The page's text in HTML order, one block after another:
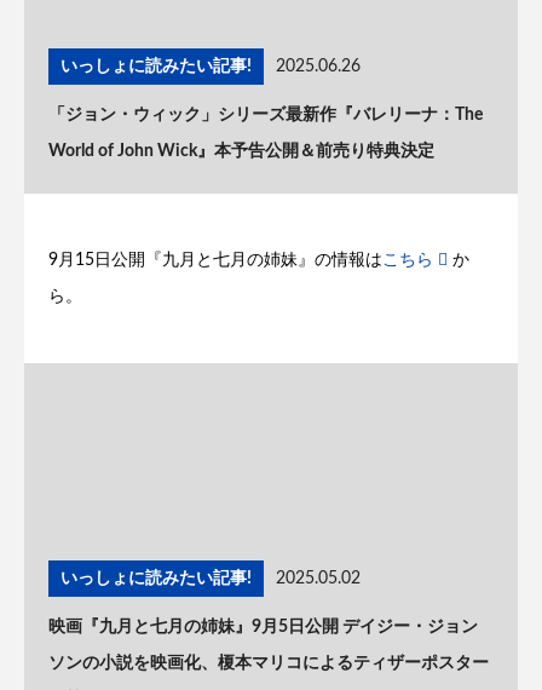
いっしょに読みたい記事! 2025.06.26
「ジョン・ウィック」シリーズ最新作『バレリーナ：The
World of John Wick』本予告公開＆前売り特典決定
9月15日公開『九月と七月の姉妹』の情報は こちら か
ら。
いっしょに読みたい記事! 2025.05.02
映画『九月と七月の姉妹』9月5日公開 デイジー・ジョン
ソンの小説を映画化、榎本マリコによるティザーポスター